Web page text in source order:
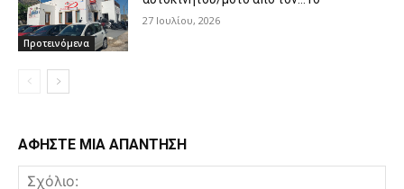
Προτεινόμενα
27 Ιουλίου, 2026
ΑΦΗΣΤΕ ΜΙΑ ΑΠΑΝΤΗΣΗ